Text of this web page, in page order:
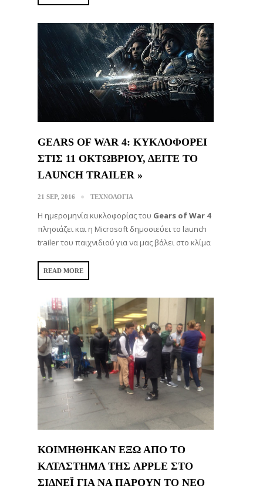
GEARS OF WAR 4: ΚΥΚΛΟΦΟΡΕΙ
ΣΤΙΣ 11 ΟΚΤΩΒΡΙΟΥ, ΔΕΙΤΕ ΤΟ
LAUNCH TRAILER »
21 SEP, 2016 ΤΕΧΝΟΛΟΓΙΑ
Η ημερομηνία κυκλοφορίας του Gears of War 4
πλησιάζει και η Microsoft δημοσιεύει το launch
trailer του παιχνιδιού για να μας βάλει στο κλίμα
READ MORE
ΚΟΙΜΗΘΗΚΑΝ ΕΞΩ ΑΠΟ ΤΟ
ΚΑΤΑΣΤΗΜΑ ΤΗΣ APPLE ΣΤΟ
ΣΙΔΝΕΪ ΓΙΑ ΝΑ ΠΑΡΟΥΝ ΤΟ ΝΕΟ